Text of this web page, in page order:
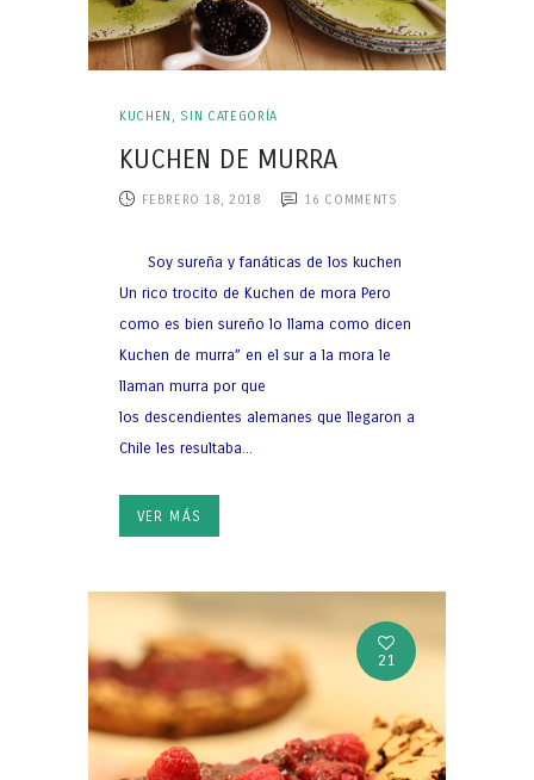
KUCHEN , SIN CATEGORÍA
KUCHEN DE MURRA
FEBRERO 18, 2018 16 COMMENTS
Soy sureña y fanáticas de los kuchen
Un rico trocito de Kuchen de mora Pero
como es bien sureño lo llama como dicen
Kuchen de murra” en el sur a la mora le
llaman murra por que
los descendientes alemanes que llegaron a
Chile les resultaba...
VER MÁS
21